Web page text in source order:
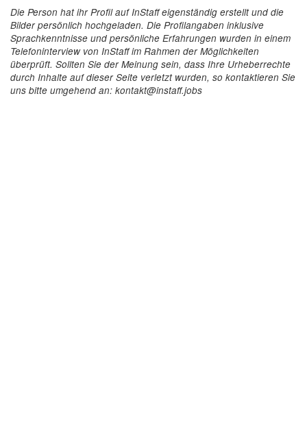
Die Person hat ihr Profil auf InStaff eigenständig erstellt und die
Bilder persönlich hochgeladen. Die Profilangaben inklusive
Sprachkenntnisse und persönliche Erfahrungen wurden in einem
Telefoninterview von InStaff im Rahmen der Möglichkeiten
überprüft. Sollten Sie der Meinung sein, dass Ihre Urheberrechte
durch Inhalte auf dieser Seite verletzt wurden, so kontaktieren Sie
uns bitte umgehend an: kontakt@instaff.jobs